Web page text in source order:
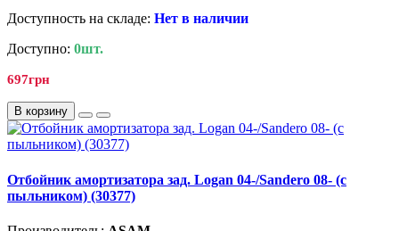
Доступность на складе: Нет в наличии
Доступно: 0шт.
697грн
В корзину
Отбойник амортизатора зад. Logan 04-/Sandero 08- (с
пыльником) (30377)